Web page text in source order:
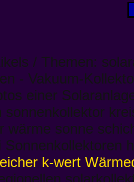
/ Themen:
- Vakuum-
einer
sonnenkollektor
wärme sonne
k-wert